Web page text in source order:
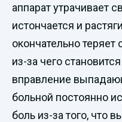
аппарат утрачивает
истончается и
окончательно
из-за чего
вправление
больной постоянно
боль из-за того, что